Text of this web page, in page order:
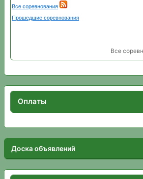
Все
Оплаты
Доска объявлений